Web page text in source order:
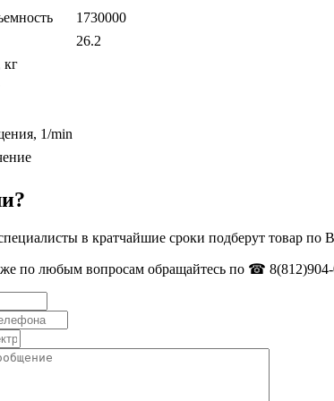
1730000
26.2
кг
1/min
в кратчайшие сроки подберут товар по
по любым вопросам обращайтесь по ☎